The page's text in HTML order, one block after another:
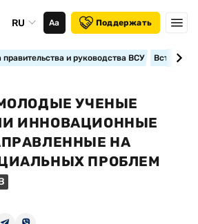
RU Аа Поддержать
правительства и руководства ВСУ
УЧЕНЫЕ
ИННОВАЦИОННЫЕ
НА
ПРОБЛЕМ